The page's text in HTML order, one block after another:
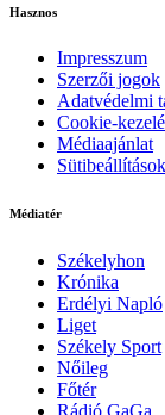
Hasznos
Impresszum
Szerzői jogok
Adatvédelmi
Cookie-
Médiaajánlat
Sütibeállítások
Médiatér
Székelyhon
Krónika
Erdélyi Napló
Liget
Székely Sport
Nőileg
Főtér